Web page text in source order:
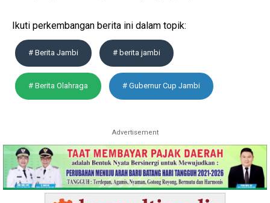
Ikuti perkembangan berita ini dalam topik:
# Berita Jambi # berita jambi
# Berita Olahraga # Gubernur Cup Jambi
Advertisement